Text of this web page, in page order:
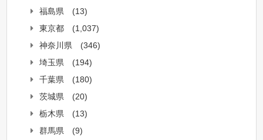
福島県
(13)
東京都
(1,037)
神奈川県
(346)
埼玉県
(194)
千葉県
(180)
茨城県
(20)
栃木県
(13)
群馬県
(9)